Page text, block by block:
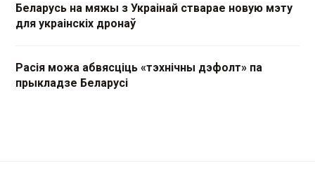
Беларусь на мяжы з Украінай стварае новую мэту
для украінскіх дронаў
Расія можа абвясціць «тэхнічны дэфолт» па
прыкладзе Беларусі